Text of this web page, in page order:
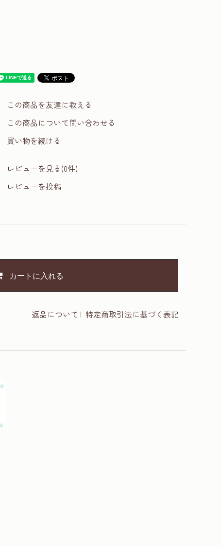
この商品を友達に教える
この商品について問い合わせる
買い物を続ける
レビューを見る(0件)
レビューを投稿
カートに入れる
返品について | 特定商取引法に基づく表記